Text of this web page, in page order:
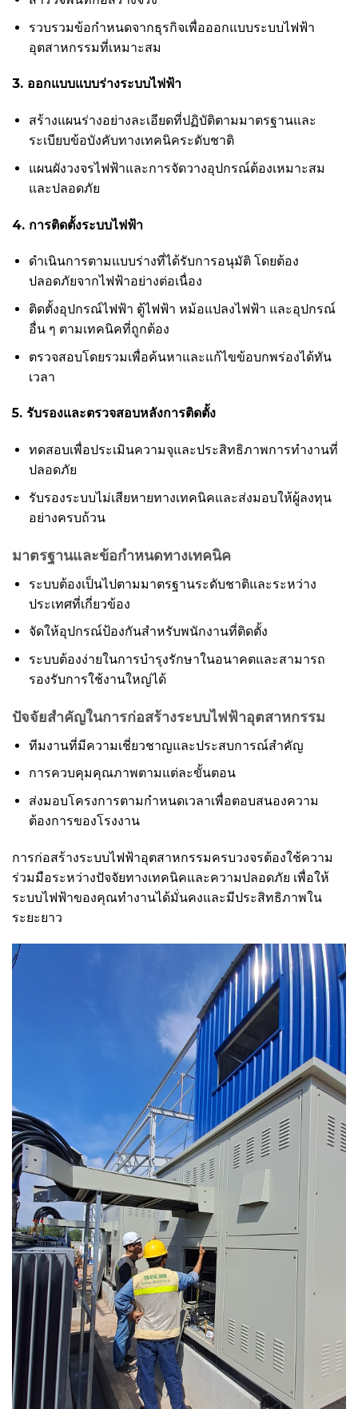
รวบรวมข้อกำหนดจากธุรกิจเพื่อออกแบบระบบไฟฟ้า
อุตสาหกรรมที่เหมาะสม
3. ออกแบบแบบร่างระบบไฟฟ้า
สร้างแผนร่างอย่างละเอียดที่ปฏิบัติตามมาตรฐานและ
ระเบียบข้อบังคับทางเทคนิคระดับชาติ
แผนผังวงจรไฟฟ้าและการจัดวางอุปกรณ์ต้องเหมาะสม
และปลอดภัย
4. การติดตั้งระบบไฟฟ้า
ดำเนินการตามแบบร่างที่ได้รับการอนุมัติ โดยต้อง
ปลอดภัยจากไฟฟ้าอย่างต่อเนื่อง
ติดตั้งอุปกรณ์ไฟฟ้า ตู้ไฟฟ้า หม้อแปลงไฟฟ้า และอุปกรณ์
อื่น ๆ ตามเทคนิคที่ถูกต้อง
ตรวจสอบโดยรวมเพื่อค้นหาและแก้ไขข้อบกพร่องได้ทัน
เวลา
5. รับรองและตรวจสอบหลังการติดตั้ง
ทดสอบเพื่อประเมินความจุและประสิทธิภาพการทำงานที่
ปลอดภัย
รับรองระบบไม่เสียหายทางเทคนิคและส่งมอบให้ผู้ลงทุน
อย่างครบถ้วน
มาตรฐานและข้อกำหนดทางเทคนิค
ระบบต้องเป็นไปตามมาตรฐานระดับชาติและระหว่าง
ประเทศที่เกี่ยวข้อง
จัดให้อุปกรณ์ป้องกันสำหรับพนักงานที่ติดตั้ง
ระบบต้องง่ายในการบำรุงรักษาในอนาคตและสามารถ
รองรับการใช้งานใหญ่ได้
ปัจจัยสำคัญในการก่อสร้างระบบไฟฟ้าอุตสาหกรรม
ทีมงานที่มีความเชี่ยวชาญและประสบการณ์สำคัญ
การควบคุมคุณภาพตามแต่ละขั้นตอน
ส่งมอบโครงการตามกำหนดเวลาเพื่อตอบสนองความ
ต้องการของโรงงาน
การก่อสร้างระบบไฟฟ้าอุตสาหกรรมครบวงจรต้องใช้ความ
ร่วมมือระหว่างปัจจัยทางเทคนิคและความปลอดภัย เพื่อให้
ระบบไฟฟ้าของคุณทำงานได้มั่นคงและมีประสิทธิภาพใน
ระยะยาว